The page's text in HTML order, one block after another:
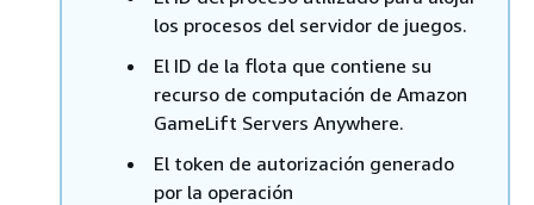
los procesos del servidor de juegos.
El ID de la flota que contiene su
recurso de computación de Amazon
GameLift Servers Anywhere.
El token de autorización generado
por la operación